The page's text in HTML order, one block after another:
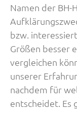
Namen der BH-
bzw.
Größen besser
vergleichen
unserer
nachdem für
entscheidet. Es